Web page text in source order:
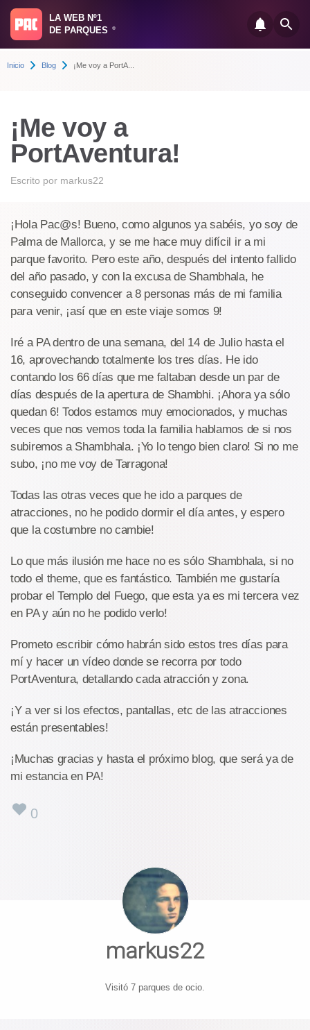
LA WEB Nº1
DE PARQUES
®
Inicio Blog ¡Me voy a PortA...
¡Me voy a
PortAventura!
Escrito por markus22
¡Hola Pac@s! Bueno, como algunos ya sabéis, yo soy de
Palma de Mallorca, y se me hace muy difícil ir a mi
parque favorito. Pero este año, después del intento fallido
del año pasado, y con la excusa de Shambhala, he
conseguido convencer a 8 personas más de mi familia
para venir, ¡así que en este viaje somos 9!
Iré a PA dentro de una semana, del 14 de Julio hasta el
16, aprovechando totalmente los tres días. He ido
contando los 66 días que me faltaban desde un par de
días después de la apertura de Shambhi. ¡Ahora ya sólo
quedan 6! Todos estamos muy emocionados, y muchas
veces que nos vemos toda la familia hablamos de si nos
subiremos a Shambhala. ¡Yo lo tengo bien claro! Si no me
subo, ¡no me voy de Tarragona!
Todas las otras veces que he ido a parques de
atracciones, no he podido dormir el día antes, y espero
que la costumbre no cambie!
Lo que más ilusión me hace no es sólo Shambhala, si no
todo el theme, que es fantástico. También me gustaría
probar el Templo del Fuego, que esta ya es mi tercera vez
en PA y aún no he podido verlo!
Prometo escribir cómo habrán sido estos tres días para
mí y hacer un vídeo donde se recorra por todo
PortAventura, detallando cada atracción y zona.
¡Y a ver si los efectos, pantallas, etc de las atracciones
están presentables!
¡Muchas gracias y hasta el próximo blog, que será ya de
mi estancia en PA!
0
markus22
Visitó 7 parques de ocio.